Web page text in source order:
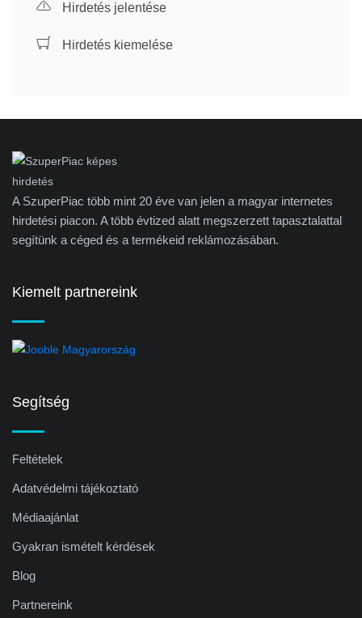
Hirdetés jelentése
Hirdetés kiemelése
A SzuperPiac több mint 20 éve van jelen a magyar internetes
hirdetési piacon. A több évtized alatt megszerzett tapasztalattal
segítünk a céged és a termékeid reklámozásában.
Kiemelt partnereink
Segítség
Feltételek
Adatvédelmi tájékoztató
Médiaajánlat
Gyakran ismételt kérdések
Blog
Partnereink